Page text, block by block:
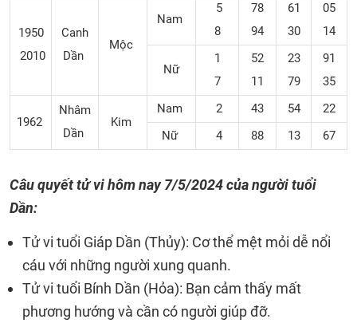
1950
2010
Canh
Dần
Mộc
Nam
5
8
78
94
61
30
05
14
Nữ
1
7
52
11
23
79
91
35
1962
Nhâm
Dần
Kim
Nam 2 43 54
22
Nữ
4 88 13 67
Câu quyết tử vi hôm nay7/5/2024của người tuổi
Dần:
Tử vi tuổi Giáp Dần (Thủy): Cơ thể mệt mỏi dễ nổi
cáu với những người xung quanh.
Tử vi tuổi Bính Dần (Hỏa): Bạn cảm thấy mất
phương hướng và cần có người giúp đỡ.